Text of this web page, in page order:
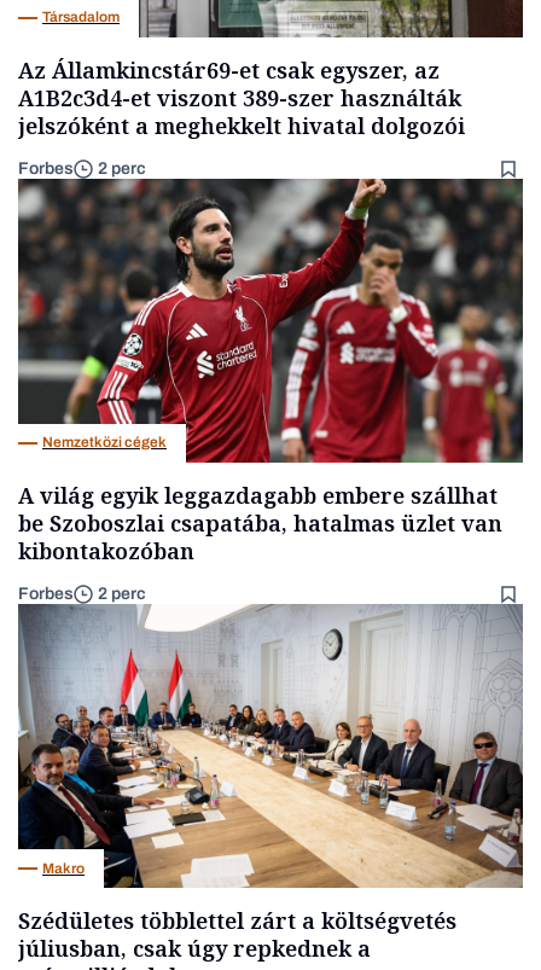
Társadalom
Az Államkincstár69-et csak egyszer, az
A1B2c3d4-et viszont 389-szer használták
jelszóként a meghekkelt hivatal dolgozói
Forbes 2 perc
Nemzetközi cégek
A világ egyik leggazdagabb embere szállhat
be Szoboszlai csapatába, hatalmas üzlet van
kibontakozóban
Forbes 2 perc
Makro
Szédületes többlettel zárt a költségvetés
júliusban, csak úgy repkednek a